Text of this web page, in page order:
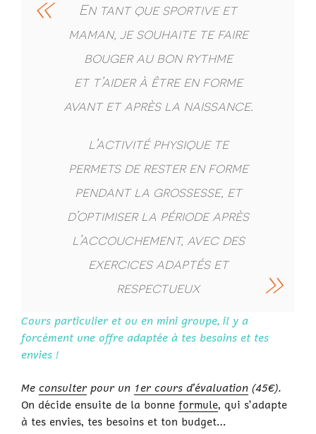
En tant que sportive et
maman, je souhaite te faire
bouger au bon rythme
et t’aider à être en forme
avant et après la naissance.
l’activité physique te
permets de rester en forme
pendant la grossesse, et
d’optimiser la période après
l’accouchement, avec des
exercices adaptés et
respectueux
Cours particulier et ou en mini groupe, il y a
forcément une offre adaptée à tes besoins et tes
envies !
Me consulterpour un 1er cours d’évaluation (45€).
On décide ensuite de la bonne formule, qui s’adapte
à tes envies, tes besoins et ton budget…